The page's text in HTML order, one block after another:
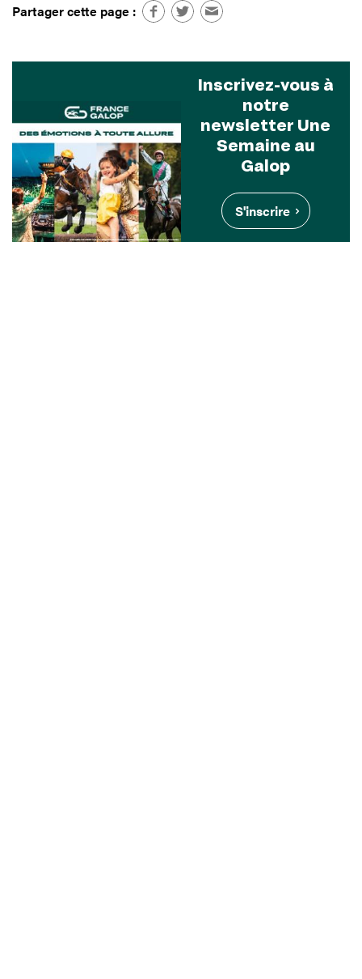
Partager cette page :
Inscrivez-vous à
notre
newsletter Une
Semaine au
Galop
S'inscrire